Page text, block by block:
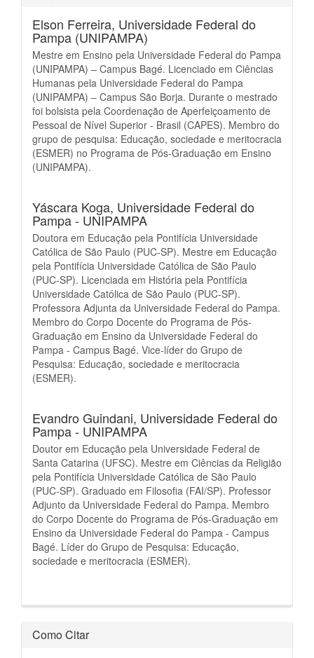
Elson Ferreira, Universidade Federal do
Pampa (UNIPAMPA)
Mestre em Ensino pela Universidade Federal do Pampa
(UNIPAMPA) – Campus Bagé. Licenciado em Ciências
Humanas pela Universidade Federal do Pampa
(UNIPAMPA) – Campus São Borja. Durante o mestrado
foi bolsista pela Coordenação de Aperfeiçoamento de
Pessoal de Nível Superior - Brasil (CAPES). Membro do
grupo de pesquisa: Educação, sociedade e meritocracia
(ESMER) no Programa de Pós-Graduação em Ensino
(UNIPAMPA).
Yáscara Koga, Universidade Federal do
Pampa - UNIPAMPA
Doutora em Educação pela Pontifícia Universidade
Católica de São Paulo (PUC-SP). Mestre em Educação
pela Pontifícia Universidade Católica de São Paulo
(PUC-SP). Licenciada em História pela Pontifícia
Universidade Católica de São Paulo (PUC-SP).
Professora Adjunta da Universidade Federal do Pampa.
Membro do Corpo Docente do Programa de Pós-
Graduação em Ensino da Universidade Federal do
Pampa - Campus Bagé. Vice-líder do Grupo de
Pesquisa: Educação, sociedade e meritocracia
(ESMER).
Evandro Guindani, Universidade Federal do
Pampa - UNIPAMPA
Doutor em Educação pela Universidade Federal de
Santa Catarina (UFSC). Mestre em Ciências da Religião
pela Pontifícia Universidade Católica de São Paulo
(PUC-SP). Graduado em Filosofia (FAI/SP). Professor
Adjunto da Universidade Federal do Pampa. Membro
do Corpo Docente do Programa de Pós-Graduação em
Ensino da Universidade Federal do Pampa - Campus
Bagé. Líder do Grupo de Pesquisa: Educação,
sociedade e meritocracia (ESMER).
Como Citar